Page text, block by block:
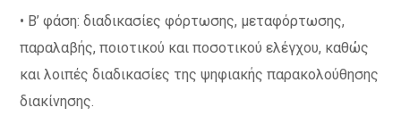
• Β’ φάση: διαδικασίες φόρτωσης, μεταφόρτωσης,
παραλαβής, ποιοτικού και ποσοτικού ελέγχου, καθώς
και λοιπές διαδικασίες της ψηφιακής παρακολούθησης
διακίνησης.